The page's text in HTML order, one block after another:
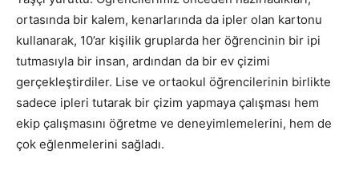
ortasında bir kalem, kenarlarında da ipler olan kartonu
kullanarak, 10’ar kişilik gruplarda her öğrencinin bir ipi
tutmasıyla bir insan, ardından da bir ev çizimi
gerçekleştirdiler. Lise ve ortaokul öğrencilerinin birlikte
sadece ipleri tutarak bir çizim yapmaya çalışması hem
ekip çalışmasını öğretme ve deneyimlemelerini, hem de
çok eğlenmelerini sağladı.